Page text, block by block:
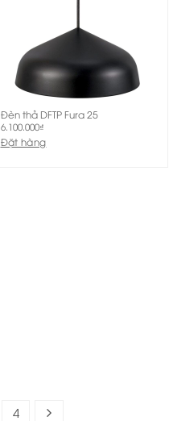
Đèn thả DFTP Fura 25
6.100.000₫
Đặt hàng
4